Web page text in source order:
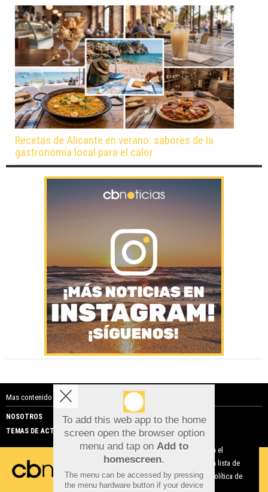
Recetas de Alicante en verano: sabores de la
gastronomía local para el calor
Mas contenido de Costa Blanca Noticias:
NOSOTROS
PUBLICIDAD
TEMAS DE ACTUALIDAD
To add this web app to the home
screen open the browser option
menu and tap on Add to
homescreen.
The menu can be accessed by pressing
the menu hardware button if your device
Aviso sobre el Uso de cookies:
Utilizamos cookies nuestras y de terceros para el
funcionamiento del digital. Puedes consultar la lista de
cookies y como desconectarlas. Ver nuestra Política de
Privacidad y Cookies